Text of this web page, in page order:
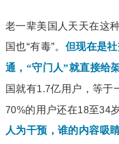
老一辈美国人天天在这
国也“有毒”。 但现在是
通，“守门人”就直接给
国就有1.7亿用户，等于
70%的用户还在18至34
人为干预，谁的内容吸